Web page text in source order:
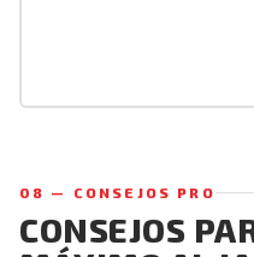
08 — CONSEJOS PRO
CONSEJOS